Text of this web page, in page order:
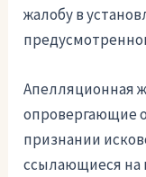
жалобу в
Апелляционная
опровергающие
признании
ссылающиеся на